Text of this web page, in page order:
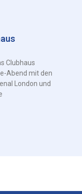
Clubhaus
Abend mit den
London und